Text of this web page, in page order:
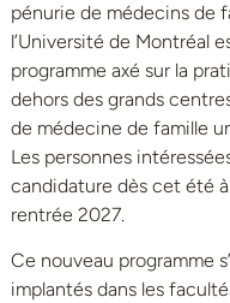
pénurie de médecins de
l’Université de Montréal
programme axé sur la
dehors des grands
de médecine de famille
Les personnes
candidature dès cet été
rentrée 2027.
Ce nouveau programme
implantés dans les